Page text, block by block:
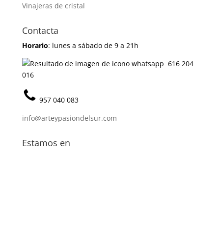
Vinajeras de cristal
Contacta
Horario: lunes a sábado de 9 a 21h
616 204
016
957 040 083
info@arteypasiondelsur.com
Estamos en